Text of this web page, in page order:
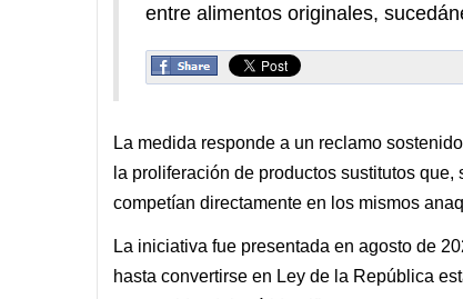
entre alimentos originales,
La medida responde a un reclamo
la proliferación de productos sustitutos
competían directamente en los mismos
La iniciativa fue presentada en agosto de
hasta convertirse en Ley de la República